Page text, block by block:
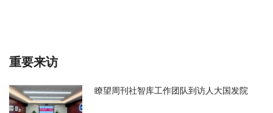
重要来访
瞭望周刊社智库工作团队到访人大国发院